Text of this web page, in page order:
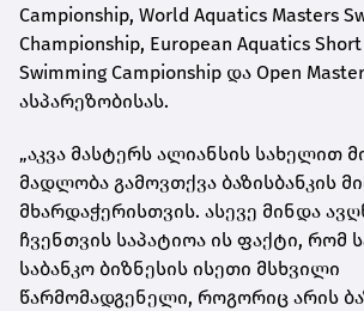
Campionship, World Aquatics Masters
Championship, European Aquatics
Swimming Campionship და Open
ასპარეზობისას.
„აკვა მასტერს ალიანსის სახელით
მადლობა გამოვთქვა ბაზისბანკის
მხარდაჭერისთვის. ასევე მინდა
ჩვენთვის საპატიოა ის ფაქტი, რომ
საბანკო ბიზნესის ისეთი მსხვილი
წარმომადგენელი, როგორიც არის